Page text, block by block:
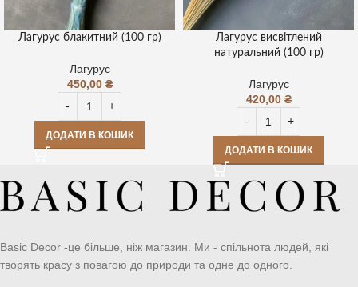
Лагурус блакитний (100 гр)
Лагурус
450,00 ₴
ДОДАТИ В КОШИК
Лагурус висвітлений
натуральний (100 гр)
Лагурус
420,00 ₴
ДОДАТИ В КОШИК
Basic Decor -це більше, ніж магазин. Ми - спільнота людей, які
творять красу з повагою до природи та одне до одного.